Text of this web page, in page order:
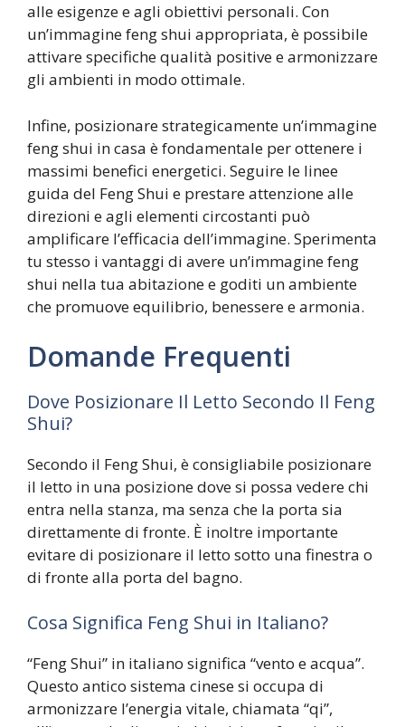
alle esigenze e agli obiettivi personali. Con
un’immagine feng shui appropriata, è possibile
attivare specifiche qualità positive e armonizzare
gli ambienti in modo ottimale.
Infine, posizionare strategicamente un’immagine
feng shui in casa è fondamentale per ottenere i
massimi benefici energetici. Seguire le linee
guida del Feng Shui e prestare attenzione alle
direzioni e agli elementi circostanti può
amplificare l’efficacia dell’immagine. Sperimenta
tu stesso i vantaggi di avere un’immagine feng
shui nella tua abitazione e goditi un ambiente
che promuove equilibrio, benessere e armonia.
Domande Frequenti
Dove Posizionare Il Letto Secondo Il Feng
Shui?
Secondo il Feng Shui, è consigliabile posizionare
il letto in una posizione dove si possa vedere chi
entra nella stanza, ma senza che la porta sia
direttamente di fronte. È inoltre importante
evitare di posizionare il letto sotto una finestra o
di fronte alla porta del bagno.
Cosa Significa Feng Shui in Italiano?
“Feng Shui” in italiano significa “vento e acqua”.
Questo antico sistema cinese si occupa di
armonizzare l’energia vitale, chiamata “qi”,